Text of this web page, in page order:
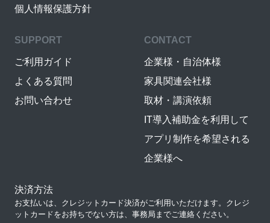
個人情報保護方針
SUPPORT
ご利用ガイド
よくある質問
お問い合わせ
CONTACT
企業様・自治体様
家具関連会社様
取材・講演依頼
IT導入補助金を利用して
アプリ制作を希望される
企業様へ
決済方法
お支払いは、クレジットカード決済がご利用いただけます。クレジ
ットカードをお持ちでない方は、事務局までご連絡ください。